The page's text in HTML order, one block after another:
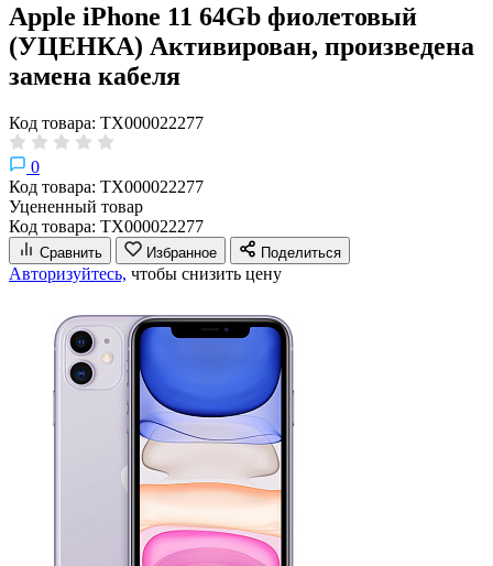
Apple iPhone 11 64Gb фиолетовый
(УЦЕНКА) Активирован, произведена
замена кабеля
Код товара: ТХ000022277
0
Код товара: ТХ000022277
Уцененный товар
Код товара: ТХ000022277
Сравнить Избранное Поделиться
Авторизуйтесь, чтобы снизить цену